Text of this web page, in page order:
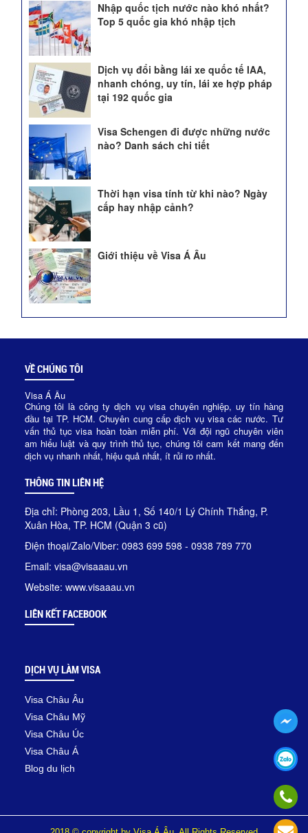
Nhập quốc tịch nước nào khó nhất?
Top 5 quốc gia khó nhập tịch
Dịch vụ đổi bằng lái xe quốc tế IAA,
nhanh chóng, uy tín, lái xe hợp pháp
tại 192 quốc gia
Visa Schengen đi được những nước
nào? Danh sách chi tiết
Thời hạn visa tính từ khi nào? Ngày
cấp hay nhập cảnh?
Giới thiệu về Visa Á Âu
VỀ CHÚNG TÔI
Visa Á Âu
Chúng tôi là công ty dịch vụ visa chuyên nghiệp, uy tín hàng
đầu tại TP. HCM. Chuyên cung cấp dịch vụ visa các nước. Tư
vấn thủ tục visa hoàn toàn miễn phí. Với đội ngũ chuyên viên
am hiểu luật và quy trình thủ tục, chúng tôi cam kết mang đến
dịch vụ nhanh nhất, hiệu quả nhất, ít rủi ro nhất.
THÔNG TIN LIÊN HỆ
Địa chỉ: Phòng 203, Lầu 1, Số 140/1 Lý Chính Thắng, P.
Xuân Hòa, TP. HCM (Quận 3 cũ)
Điện thoại/Zalo/Viber: 0983 699 598 - 0938 789 770
Email: visa@visaaau.vn
Website: www.visaaau.vn
LIÊN KẾT FACEBOOK
DỊCH VỤ LÀM VISA
Visa Châu Âu
Visa Châu Mỹ
Visa Châu Úc
Visa Châu Á
Blog du lịch